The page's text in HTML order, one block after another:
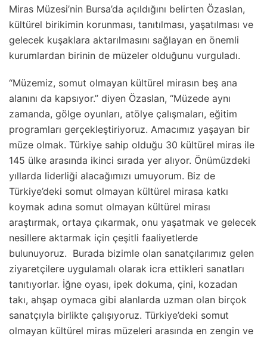
Miras Müzesi’nin Bursa’da açıldığını belirten Özaslan,
kültürel birikimin korunması, tanıtılması, yaşatılması ve
gelecek kuşaklara aktarılmasını sağlayan en önemli
kurumlardan birinin de müzeler olduğunu vurguladı.
“Müzemiz, somut olmayan kültürel mirasın beş ana
alanını da kapsıyor.” diyen Özaslan, “Müzede aynı
zamanda, gölge oyunları, atölye çalışmaları, eğitim
programları gerçekleştiriyoruz. Amacımız yaşayan bir
müze olmak. Türkiye sahip olduğu 30 kültürel miras ile
145 ülke arasında ikinci sırada yer alıyor. Önümüzdeki
yıllarda liderliği alacağımızı umuyorum. Biz de
Türkiye’deki somut olmayan kültürel mirasa katkı
koymak adına somut olmayan kültürel mirası
araştırmak, ortaya çıkarmak, onu yaşatmak ve gelecek
nesillere aktarmak için çeşitli faaliyetlerde
bulunuyoruz. Burada bizimle olan sanatçılarımız gelen
ziyaretçilere uygulamalı olarak icra ettikleri sanatları
tanıtıyorlar. İğne oyası, ipek dokuma, çini, kozadan
takı, ahşap oymaca gibi alanlarda uzman olan birçok
sanatçıyla birlikte çalışıyoruz. Türkiye’deki somut
olmayan kültürel miras müzeleri arasında en zengin ve